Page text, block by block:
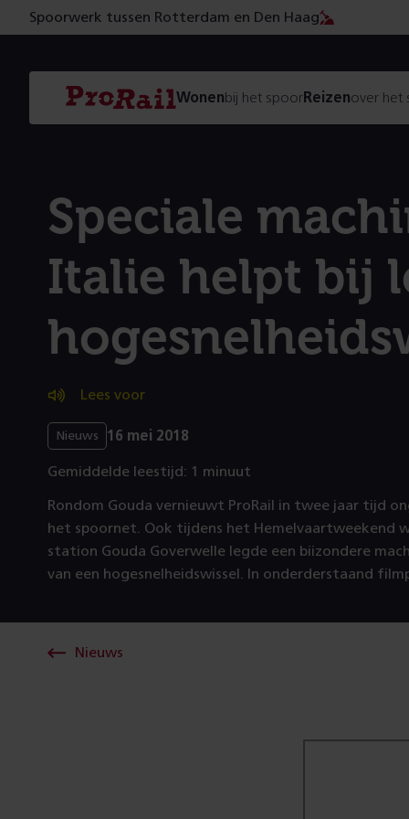
Spoorwerk tussen Rotterdam en Den Haag
Navigatie
Homepage
ProRail
Wonenbij het spoorReizenover het
Speciale
Italie helpt bij
Lees voor
Nieuws 16 mei 2018
Gemiddelde leestijd: 1 minuut
Rondom Gouda vernieuwt ProRail in twee jaar tijd
het spoornet. Ook tijdens het Hemelvaartweekend
station Gouda Goverwelle legde een biizondere
van een hogesnelheidswissel. In onderderstaand
Nieuws